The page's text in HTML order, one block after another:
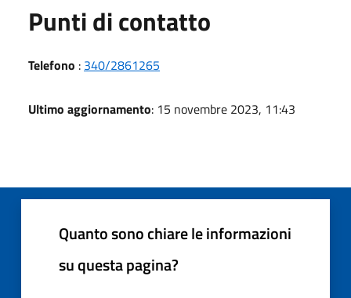
Punti di contatto
Telefono : 340/2861265
Ultimo aggiornamento: 15 novembre 2023, 11:43
Quanto sono chiare le informazioni
su questa pagina?